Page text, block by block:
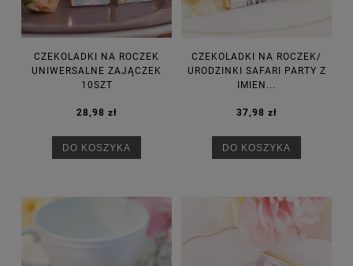
CZEKOLADKI NA ROCZEK
UNIWERSALNE ZAJĄCZEK
10SZT
28,98 zł
DO KOSZYKA
CZEKOLADKI NA ROCZEK/
URODZINKI SAFARI PARTY Z
IMIEN...
37,98 zł
DO KOSZYKA